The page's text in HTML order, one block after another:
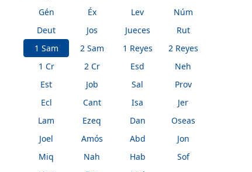
Gén Éx Lev
Núm
Deut
Jos Jueces
Rut
1 Sam
2 Sam 1 Reyes
2 Reyes
1 Cr
2 Cr Esd
Neh
Est
Job Sal
Prov
Ecl
Cant Isa
Jer
Lam
Ezeq Dan
Oseas
Joel
Amós Abd
Jon
Miq
Nah Hab
Sof